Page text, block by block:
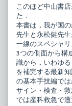
レ
ク
シ
ョ
ン
産
科
救
急
マ
ニ
ュ
ア
ル
婦
人
ベ
ス
ト
セ
レ
ク
シ
ョ
ン
産
科
このほど中山書
た．
本書は，我が国
先生と永松健先
一線のスペシャ
3つの側面から構
識から，いわゆ
を補完する最新
の基本手技編で
サイン・検査・
では産科救急で